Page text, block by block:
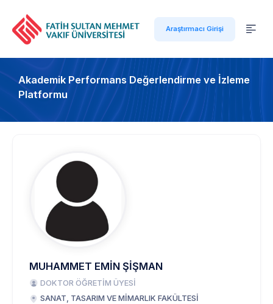
Araştırmacı Girişi
Akademik Performans Değerlendirme ve İzleme
Platformu
MUHAMMET EMİN ŞİŞMAN
DOKTOR ÖĞRETİM ÜYESİ
SANAT, TASARIM VE MİMARLIK FAKÜLTESİ